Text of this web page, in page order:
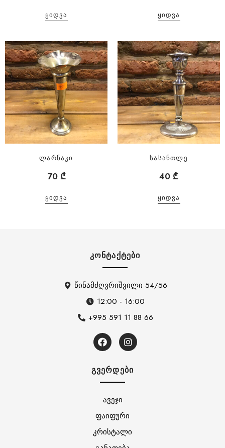
ᲧᲘᲓᲕᲐ ᲧᲘᲓᲕᲐ
ლარნაკი
70 ₾
ᲧᲘᲓᲕᲐ
სასანთლე
40 ₾
ᲧᲘᲓᲕᲐ
ᲙᲝᲜᲢᲐᲥᲢᲔᲑᲘ
წინამძღვრიშვილი 54/56
12:00 - 16:00
+995 591 11 88 66
ᲒᲕᲔᲠᲓᲔᲑᲘ
ავეჯი
ფაიფური
კრისტალი